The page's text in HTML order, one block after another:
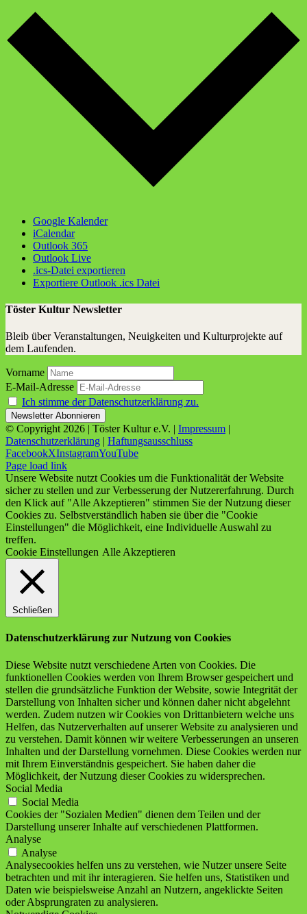
Google Kalender
iCalendar
Outlook 365
Outlook Live
.ics-Datei exportieren
Exportiere Outlook .ics Datei
Töster Kultur Newsletter
Bleib über Veranstaltungen, Neuigkeiten und Kulturprojekte auf
dem Laufenden.
Vorname
E-Mail-Adresse
Ich stimme der Datenschutzerklärung zu.
© Copyright 2026 | Töster Kultur e.V. | Impressum |
Datenschutzerklärung | Haftungsausschluss
FacebookXInstagramYouTube
Page load link
Unsere Website nutzt Cookies um die Funktionalität der Website
sicher zu stellen und zur Verbesserung der Nutzererfahrung. Durch
den Klick auf "Alle Akzeptieren" stimmen Sie der Nutzung dieser
Cookies zu. Selbstverständlich haben sie über die "Cookie
Einstellungen" die Möglichkeit, eine Individuelle Auswahl zu
treffen.
Cookie Einstellungen Alle Akzeptieren
Schließen
Datenschutzerklärung zur Nutzung von Cookies
Diese Website nutzt verschiedene Arten von Cookies. Die
funktionellen Cookies werden von Ihrem Browser gespeichert und
stellen die grundsätzliche Funktion der Website, sowie Integrität der
Darstellung von Inhalten sicher und können daher nicht abgelehnt
werden. Zudem nutzen wir Cookies von Drittanbietern welche uns
Helfen, das Nutzerverhalten auf unserer Website zu analysieren und
zu verstehen. Damit können wir weitere Verbesserungen an unseren
Inhalten und der Darstellung vornehmen. Diese Cookies werden nur
mit Ihrem Einverständnis gespeichert. Sie haben daher die
Möglichkeit, der Nutzung dieser Cookies zu widersprechen.
Social Media
Social Media
Cookies der "Sozialen Medien" dienen dem Teilen und der
Darstellung unserer Inhalte auf verschiedenen Plattformen.
Analyse
Analyse
Analysecookies helfen uns zu verstehen, wie Nutzer unsere Seite
betrachten und mit ihr interagieren. Sie helfen uns, Statistiken und
Daten wie beispielsweise Anzahl an Nutzern, angeklickte Seiten
oder Absprungraten zu analysieren.